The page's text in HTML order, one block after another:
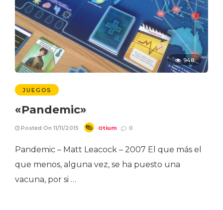
948
JUEGOS
«Pandemic»
Posted On 11/11/2015 Otium 0
Pandemic – Matt Leacock – 2007 El que más el
que menos, alguna vez, se ha puesto una
vacuna, por si …